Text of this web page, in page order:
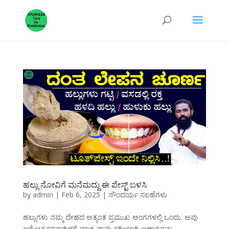
ಹಲ್ಲು ನೋವಿಗೆ ಮನೆಮದ್ದು ಈ ಪೇಸ್ಟ್ ಬಳಸಿ
by admin | Feb 6, 2025| ಸೌಂದರ್ಯ ಸಲಹೆಗಳು
ಹಲ್ಲುಗಳು ನಮ್ಮ ದೇಹದ ಅತ್ಯಂತ ಪ್ರಮುಖ ಅಂಗಗಳಲ್ಲಿ ಒಂದು. ಅವು